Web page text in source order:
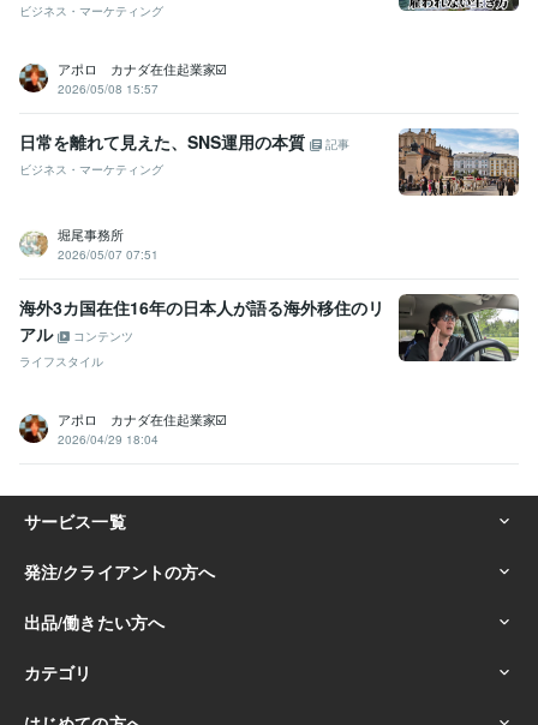
ビジネス・マーケティング
アポロ カナダ在住起業家☑️
2026/05/08 15:57
日常を離れて見えた、SNS運用の本質
記事
ビジネス・マーケティング
堀尾事務所
2026/05/07 07:51
海外3カ国在住16年の日本人が語る海外移住のリ
アル
コンテンツ
ライフスタイル
アポロ カナダ在住起業家☑️
2026/04/29 18:04